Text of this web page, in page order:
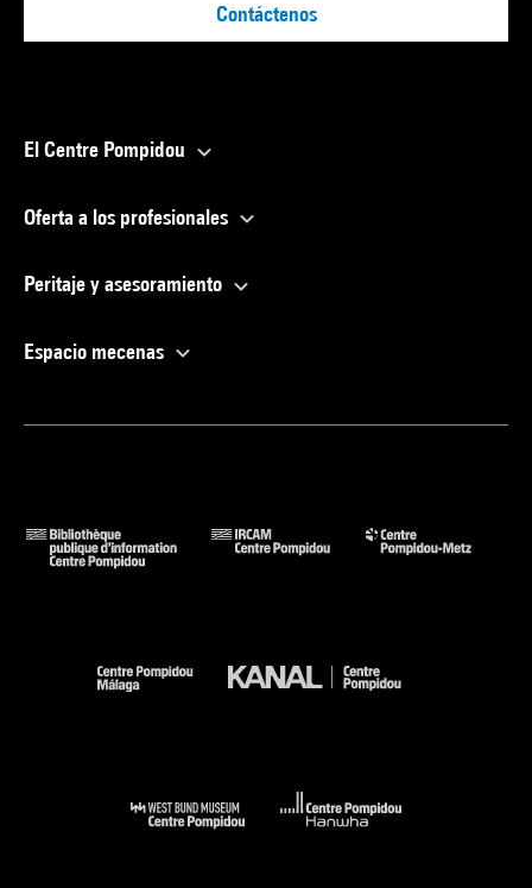
Contáctenos
El Centre Pompidou
Oferta a los profesionales
Peritaje y asesoramiento
Espacio mecenas